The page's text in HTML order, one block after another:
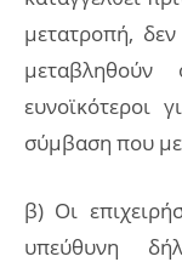
μετατροπή,
ευνοϊκότεροι
σύμβαση που
β) Οι
υπεύθυνη